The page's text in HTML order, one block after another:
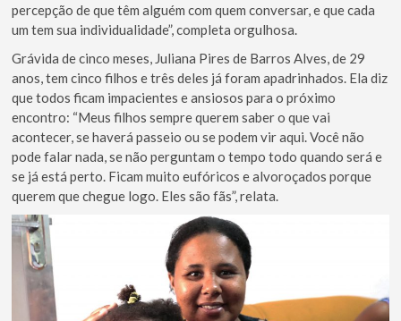
percepção de que têm alguém com quem conversar, e que cada
um tem sua individualidade”, completa orgulhosa.
Grávida de cinco meses, Juliana Pires de Barros Alves, de 29
anos, tem cinco filhos e três deles já foram apadrinhados. Ela diz
que todos ficam impacientes e ansiosos para o próximo
encontro: “Meus filhos sempre querem saber o que vai
acontecer, se haverá passeio ou se podem vir aqui. Você não
pode falar nada, se não perguntam o tempo todo quando será e
se já está perto. Ficam muito eufóricos e alvoroçados porque
querem que chegue logo. Eles são fãs”, relata.